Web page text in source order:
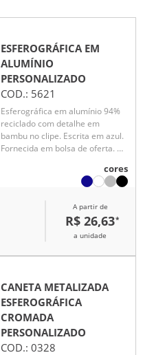
ESFEROGRÁFICA EM
ALUMÍNIO
PERSONALIZADO
COD.: 5621
Esferográfica em alumínio 94%
reciclado com detalhe em
bambu no clipe. Escrita em azul.
Fornecida em bolsa de oferta. A
nos materiais naturais pode
variar entre produtos. ø12 x 140
cores
A partir de
R$ 26,63*
a unidade
CANETA METALIZADA
ESFEROGRÁFICA
CROMADA
PERSONALIZADO
COD.: 0328